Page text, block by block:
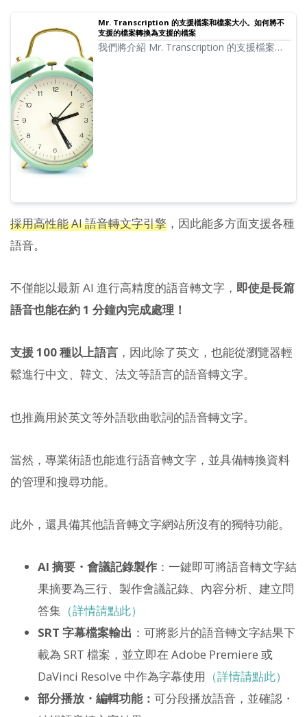
Mr. Transcription 的支援檔案和檔案大小。如何將不
支援的檔案轉換為支援的檔案
我們將介紹 Mr. Transcription 的支援檔案，
採用高性能 AI 語音轉文字引擎 ，因此能多方面支援各種
語音。
不僅能以最新 AI 進行高精度的語音轉文字， 即使是長篇
語音也能在約 1 分鐘內完成處理！
支援 100 種以上語言 ，因此除了英文，也能從瀏覽器輕
鬆進行中文、韓文、法文等語言的語音轉文字。
也推薦用於英文等外語歌曲歌詞的語音轉文字。
當然，專業術語也能進行語音轉文字，並具備轉換資料
的管理和搜尋功能。
此外，還具備其他語音轉文字網站所沒有的獨特功能。
AI 摘要・會議記錄製作 ：一鍵即可將語音轉文字結
果摘要為三行、製作會議記錄、內容分析、建立問
答集 （詳情請點此）
SRT 字幕檔案輸出 ：可將影片的語音轉文字結果下
載為 SRT 檔案，並立即在 Adobe Premiere 或
DaVinci Resolve 中作為字幕使用 （詳情請點此）
部分播放・編輯功能： 可分段播放語音，並確認・